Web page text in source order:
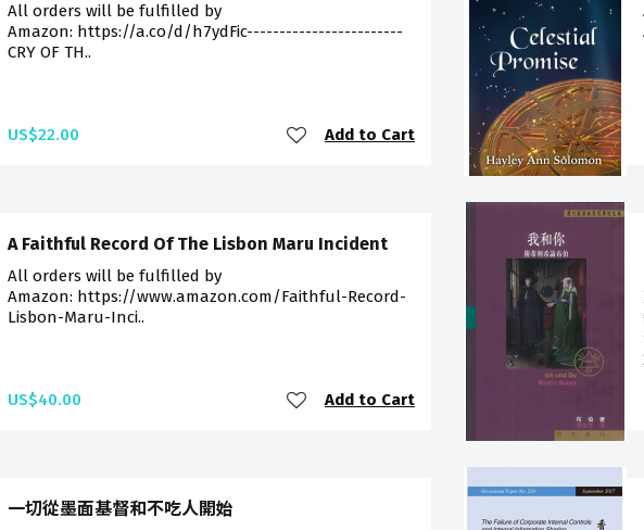
All orders will be fulfilled by
Amazon: https://a.co/d/h7ydFic------------------------
CRY OF TH..
US$22.00 Add to Cart
A Faithful Record Of The Lisbon Maru Incident
All orders will be fulfilled by
Amazon: https://www.amazon.com/Faithful-Record-
Lisbon-Maru-Inci..
US$40.00 Add to Cart
一切從墨面基督和不吃人開始